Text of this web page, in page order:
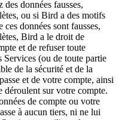
données fausses,
ou si Bird a des motifs
données sont fausses,
Bird a le droit de
et de refuser toute
(ou de toute partie
de la sécurité et de la
et de votre compte, ainsi
déroulent sur votre compte.
de compte ou votre
à aucun tiers, ni ne lui